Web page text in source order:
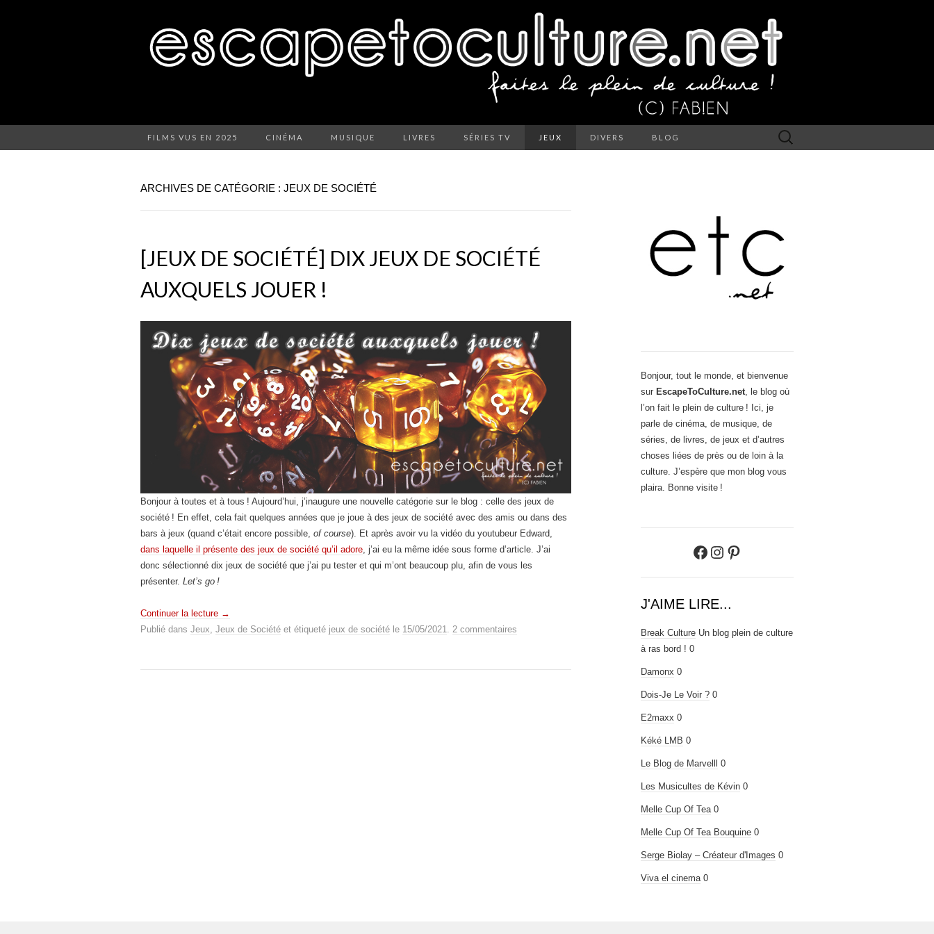
FILMS VUS EN 2025 CINÉMA MUSIQUE LIVRES SÉRIES TV JEUX DIVERS BLOG Rechercher :
ARCHIVES DE CATÉGORIE : JEUX DE SOCIÉTÉ
[JEUX DE SOCIÉTÉ] DIX JEUX DE SOCIÉTÉ
AUXQUELS JOUER !
Bonjour à toutes et à tous ! Aujourd’hui, j’inaugure une nouvelle catégorie sur le blog : celle des jeux de
société ! En effet, cela fait quelques années que je joue à des jeux de société avec des amis ou dans des
bars à jeux (quand c’était encore possible, of course). Et après avoir vu la vidéo du youtubeur Edward,
dans laquelle il présente des jeux de société qu’il adore , j’ai eu la même idée sous forme d’article. J’ai
donc sélectionné dix jeux de société que j’ai pu tester et qui m’ont beaucoup plu, afin de vous les
présenter. Let’s go !
Continuer la lecture →
Publié dans Jeux Jeux de Société et étiqueté jeux de société le 15/05/2021 2 commentaires
Bonjour, tout le monde, et bienvenue
sur EscapeToCulture.net , le blog où
l’on fait le plein de culture ! Ici, je
parle de cinéma, de musique, de
séries, de livres, de jeux et d’autres
choses liées de près ou de loin à la
culture. J’espère que mon blog vous
plaira. Bonne visite !
Facebook
Instagram
Pinterest
J'AIME LIRE...
Break Culture Un blog plein de culture
à ras bord ! 0
Damonx 0
Dois-Je Le Voir ? 0
E2maxx 0
Kéké LMB 0
Le Blog de Marvelll 0
Les Musicultes de Kévin 0
Melle Cup Of Tea 0
Melle Cup Of Tea Bouquine 0
Serge Biolay – Créateur d'Images 0
Viva el cinema 0